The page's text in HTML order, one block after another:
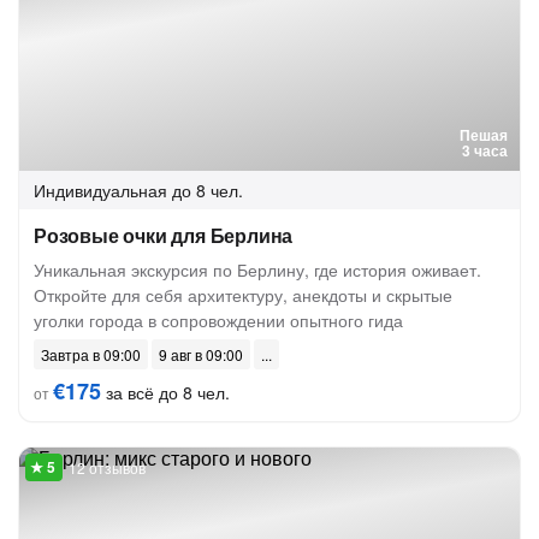
Пешая
3 часа
Индивидуальная до 8 чел.
Розовые очки для Берлина
Уникальная экскурсия по Берлину, где история оживает.
Откройте для себя архитектуру, анекдоты и скрытые
уголки города в сопровождении опытного гида
Завтра в 09:00
9 авг в 09:00
от€175 за всё до 8 чел.
12 отзывов